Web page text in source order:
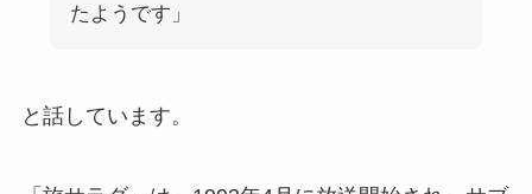
たようです」
と話しています。